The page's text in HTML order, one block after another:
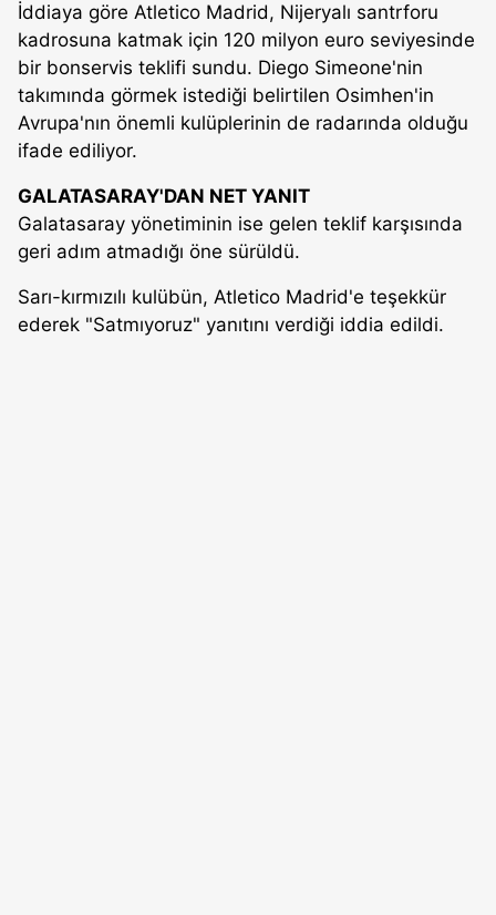
İddiaya göre Atletico Madrid, Nijeryalı santrforu
kadrosuna katmak için 120 milyon euro seviyesinde
bir bonservis teklifi sundu. Diego Simeone'nin
takımında görmek istediği belirtilen Osimhen'in
Avrupa'nın önemli kulüplerinin de radarında olduğu
ifade ediliyor.
GALATASARAY'DAN NET YANIT
Galatasaray yönetiminin ise gelen teklif karşısında
geri adım atmadığı öne sürüldü.
Sarı-kırmızılı kulübün, Atletico Madrid'e teşekkür
ederek "Satmıyoruz" yanıtını verdiği iddia edildi.